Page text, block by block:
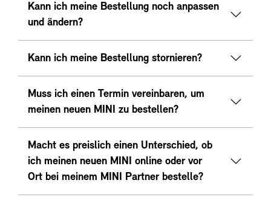
Kann ich meine Bestellung noch anpassen
und ändern?
Kann ich meine Bestellung stornieren?
Muss ich einen Termin vereinbaren, um
meinen neuen MINI zu bestellen?
Macht es preislich einen Unterschied, ob
ich meinen neuen MINI online oder vor
Ort bei meinem MINI Partner bestelle?